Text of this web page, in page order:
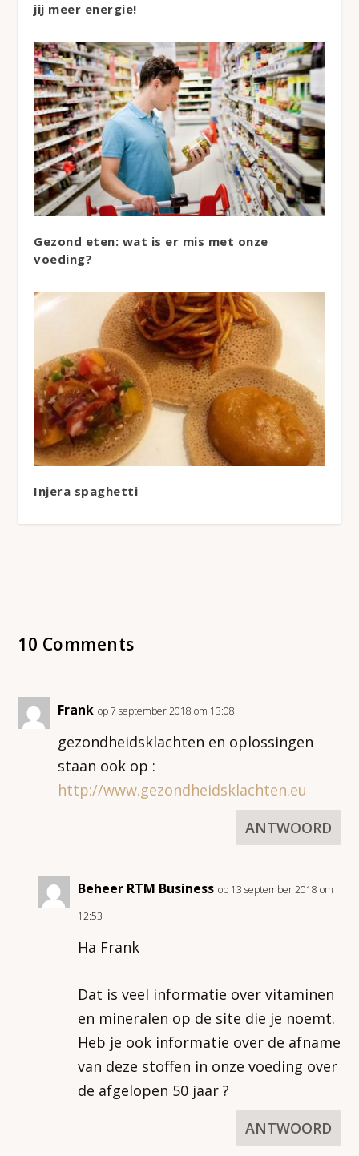
jij meer energie!
Gezond eten: wat is er mis met onze
voeding?
Injera spaghetti
10 Comments
Frank op 7 september 2018 om 13:08
gezondheidsklachten en oplossingen
staan ook op :
http://www.gezondheidsklachten.eu
ANTWOORD
Beheer RTM Business op 13 september 2018 om
12:53
Ha Frank
Dat is veel informatie over vitaminen
en mineralen op de site die je noemt.
Heb je ook informatie over de afname
van deze stoffen in onze voeding over
de afgelopen 50 jaar ?
ANTWOORD